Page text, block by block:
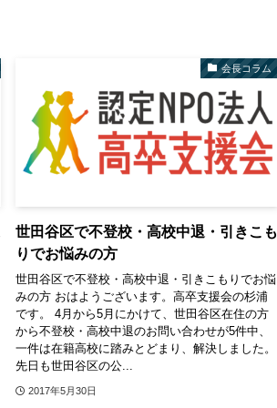
会長コラム
世田谷区で不登校・高校中退・引きこも
りでお悩みの方
世田谷区で不登校・高校中退・引きこもりでお悩
みの方 おはようございます。高卒支援会の杉浦
です。 4月から5月にかけて、世田谷区在住の方
から不登校・高校中退のお問い合わせが5件中、
一件は在籍高校に踏みとどまり、解決しました。
先日も世田谷区の公...
2017年5月30日